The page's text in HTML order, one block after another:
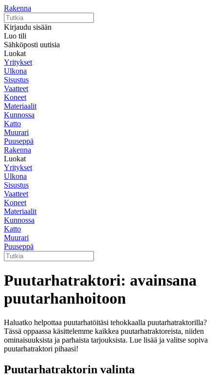
Rakenna
Kirjaudu sisään
Luo tili
Sähköposti uutisia
Luokat
Yritykset
Ulkona
Sisustus
Vaatteet
Koneet
Materiaalit
Kunnossa
Katto
Muurari
Puuseppä
Rakenna
Luokat
Yritykset
Ulkona
Sisustus
Vaatteet
Koneet
Materiaalit
Kunnossa
Katto
Muurari
Puuseppä
Puutarhatraktori: avainsana
puutarhanhoitoon
Haluatko helpottaa puutarhatöitäsi tehokkaalla puutarhatraktorilla?
Tässä oppaassa käsittelemme kaikkea puutarhatraktoreista, niiden
ominaisuuksista ja parhaista tarjouksista. Lue lisää ja valitse sopiva
puutarhatraktori pihaasi!
Puutarhatraktorin valinta